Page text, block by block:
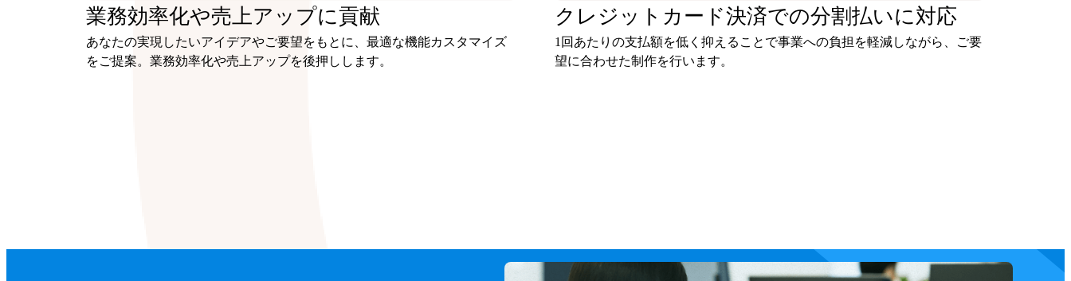
業務効率化や売上アップに貢献
あなたの実現したいアイデアやご要望をもとに、最適な機能カスタマイズ
をご提案。業務効率化や売上アップを後押しします。
クレジットカード決済での分割払いに対応
1回あたりの支払額を低く抑えることで事業への負担を軽減しながら、ご要
望に合わせた制作を行います。